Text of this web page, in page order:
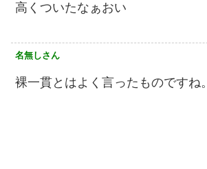
高くついたなぁおい
名無しさん
裸一貫とはよく言ったものですね。